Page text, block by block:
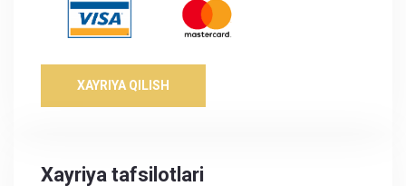
XAYRIYA QILISH
Xayriya tafsilotlari